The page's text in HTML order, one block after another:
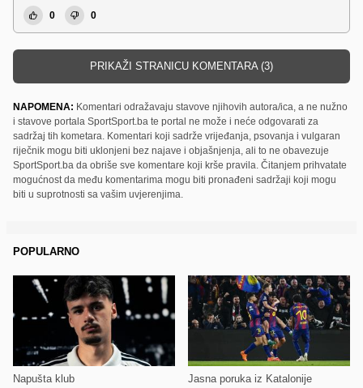
0 0
PRIKAŽI STRANICU KOMENTARA (3)
NAPOMENA: Komentari odražavaju stavove njihovih autora/ica, a ne nužno
i stavove portala SportSport.ba te portal ne može i neće odgovarati za
sadržaj tih kometara. Komentari koji sadrže vrijeđanja, psovanja i vulgaran
riječnik mogu biti uklonjeni bez najave i objašnjenja, ali to ne obavezuje
SportSport.ba da obriše sve komentare koji krše pravila. Čitanjem prihvatate
mogućnost da među komentarima mogu biti pronađeni sadržaji koji mogu
biti u suprotnosti sa vašim uvjerenjima.
POPULARNO
Napušta klub Jasna poruka iz Katalonije